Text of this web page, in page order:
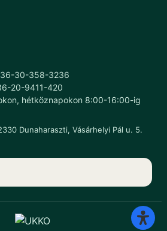
30-358-3236
20-9411-420
hétköznapokon 8:00-16:00-ig
Dunaharaszti, Vásárhelyi Pál u. 5.